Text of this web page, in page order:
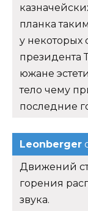
планка
у некоторых
президента
южане
тело чему
последние
Leonberger
Движений
горения
звука.